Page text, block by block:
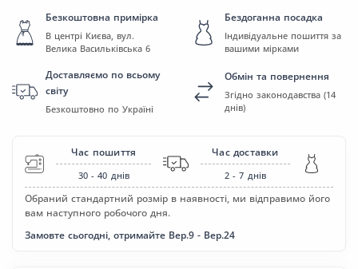
Безкоштовна примірка
В центрі Києва, вул.
Велика Васильківська 6
Бездоганна посадка
Індивідуальне пошиття за
вашими мірками
Доставляємо по всьому
світу
Безкоштовно по Україні
Обмін та повернення
Згідно законодавства (14
днів)
Час пошиття
30 - 40 днів
Час доставки
2 - 7 днів
Обраний стандартний розмір в наявності, ми відправимо його
вам наступного робочого дня.
Замовте сьогодні, отримайте Вер.9 - Вер.24